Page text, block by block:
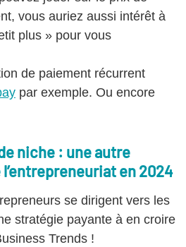
vous auriez aussi intérêt à
plus » pour vous
de paiement récurrent
par exemple. Ou encore
niche : une autre
en 2024
se dirigent vers les
stratégie payante à en croire
Trends !